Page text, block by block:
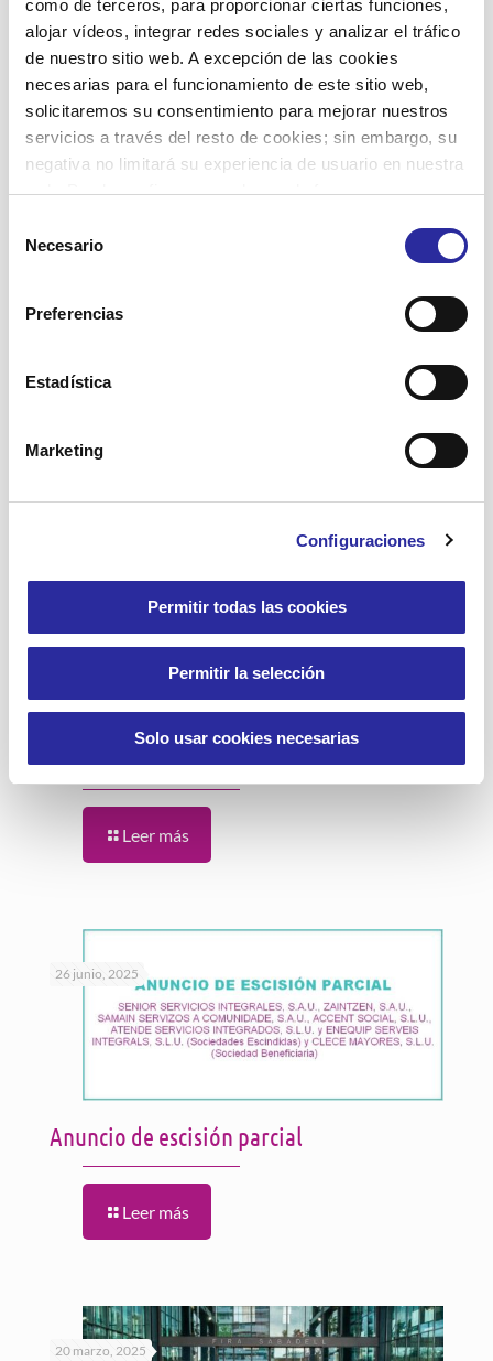
como de terceros, para proporcionar ciertas funciones,
alojar vídeos, integrar redes sociales y analizar el tráfico
de nuestro sitio web. A excepción de las cookies
necesarias para el funcionamiento de este sitio web,
solicitaremos su consentimiento para mejorar nuestros
servicios a través del resto de cookies; sin embargo, su
negativa no limitará su experiencia de usuario en nuestra
web. Puede configurar o rechazar de forma
más información, puede consultar nuestra
Política de
Necesario
Preferencias
Estadística
Marketing
Configuraciones
Permitir todas las cookies
Permitir la selección
Solo usar cookies necesarias
Related posts
2 octubre, 2025
El Centro de Día de la Pobla de Mafumet y
la Escuela Mare de Déu del Lledó celebran
el Día Mundial de las Personas Mayores
«Memorias compartidas», una exposición
intergeneracional que recoge vidas y
experiencias
Leer más
26 junio, 2025
Anuncio de escisión parcial
Leer más
20 marzo, 2025